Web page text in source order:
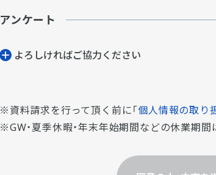
アンケート
よろしければご協⼒ください
資料請求を行って頂く前に「個人情報の取り
GW・夏季休暇・年末年始期間などの休業期